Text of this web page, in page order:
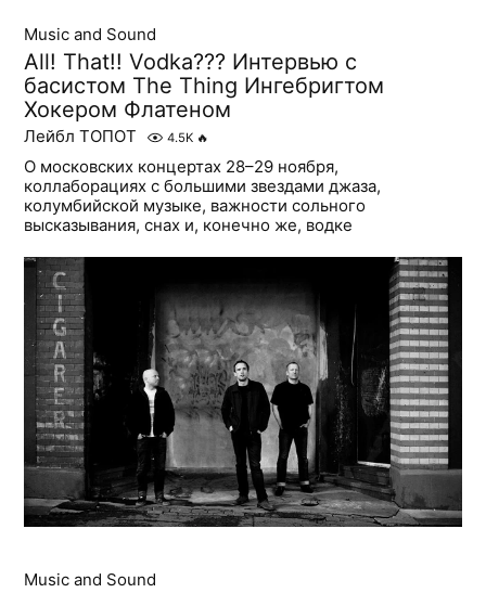
Music and Sound
All! That!! Vodka??? Интервью с
басистом The Thing Ингебригтом
Хокером Флатеном
Лейбл ТОПОТ 4.5K 🔥
О московских концертах 28–29 ноября,
коллаборациях с большими звездами джаза,
колумбийской музыке, важности сольного
высказывания, снах и, конечно же, водке
Music and Sound